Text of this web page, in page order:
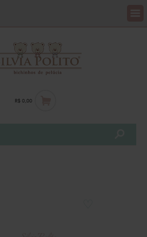
R$ 0,00